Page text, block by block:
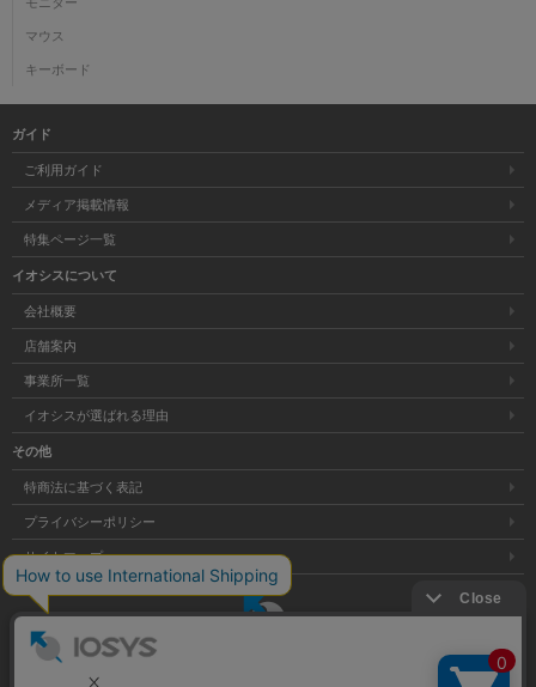
マウス
キーボード
ガイド
ご利用ガイド
メディア掲載情報
特集ページ一覧
イオシスについて
会社概要
店舗案内
事業所一覧
イオシスが選ばれる理由
その他
特商法に基づく表記
プライバシーポリシー
サイトマップ